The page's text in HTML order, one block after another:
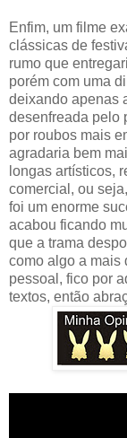
Enfim, um filme
clássicas de
rumo que
porém com uma
deixando apenas
desenfreada pelo
por roubos mais
agradaria bem
longas artísticos,
comercial, ou
foi um enorme
acabou ficando
que a trama
como algo a mais
pessoal, fico por
textos, então